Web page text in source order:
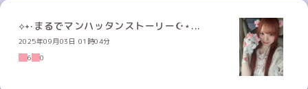
⟡˖·まるでマンハッタンストーリー☪︎⋆...
2025年09月03日 01時04分
6
0